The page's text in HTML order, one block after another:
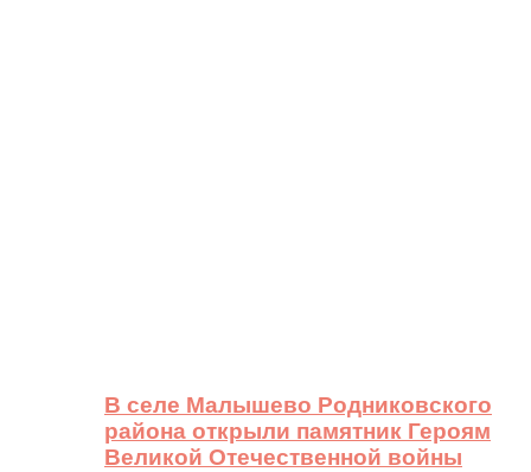
В селе Малышево Родниковского
района открыли памятник Героям
Великой Отечественной войны